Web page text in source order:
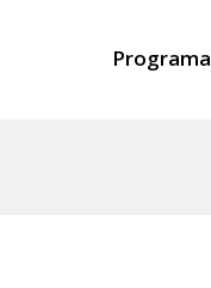
Programa